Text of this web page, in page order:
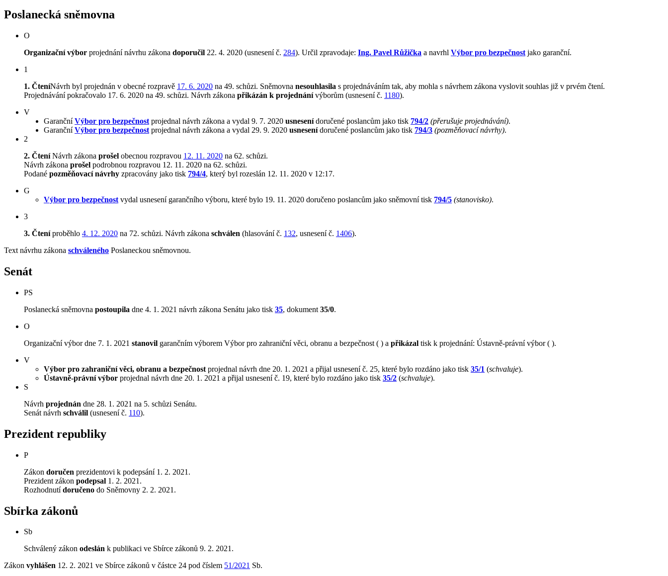
Poslanecká sněmovna
O
Organizační výbor projednání návrhu zákona doporučil 22. 4. 2020 (usnesení č. 284). Určil zpravodaje: Ing. Pavel Růžička a navrhl Výbor pro bezpečnost jako garanční.
1
1. ČteníNávrh byl projednán v obecné rozpravě 17. 6. 2020 na 49. schůzi. Sněmovna nesouhlasila s projednáváním tak, aby mohla s návrhem zákona vyslovit souhlas již v prvém čtení.
Projednávání pokračovalo 17. 6. 2020 na 49. schůzi. Návrh zákona přikázán k projednánívýborům (usnesení č. 1180).
V
GarančníVýbor pro bezpečnost projednal návrh zákona a vydal 9. 7. 2020 usnesenídoručené poslancům jako tisk 794/2 (přerušuje projednávání).
GarančníVýbor pro bezpečnost projednal návrh zákona a vydal 29. 9. 2020 usnesenídoručené poslancům jako tisk 794/3 (pozměňovací návrhy).
2
2. ČteníNávrh zákona prošel obecnou rozpravou 12. 11. 2020 na 62. schůzi.
Návrh zákona prošel podrobnou rozpravou 12. 11. 2020 na 62. schůzi.
Podané pozměňovací návrhy zpracovány jako tisk 794/4, který byl rozeslán 12. 11. 2020 v 12:17.
G
Výbor pro bezpečnost vydal usnesení garančního výboru, které bylo 19. 11. 2020 doručeno poslancům jako sněmovní tisk 794/5 (stanovisko).
3
3. Čteníproběhlo 4. 12. 2020 na 72. schůzi. Návrh zákona schválen (hlasování č. 132, usnesení č. 1406).
Text návrhu zákona schváleného Poslaneckou sněmovnou.
Senát
PS
Poslanecká sněmovna postoupila dne 4. 1. 2021 návrh zákona Senátu jako tisk 35, dokument 35/0.
O
Organizační výbor dne 7. 1. 2021 stanovil garančním výborem Výbor pro zahraniční věci, obranu a bezpečnost ( ) a přikázal tisk k projednání: Ústavně-právní výbor ( ).
V
Výbor pro zahraniční věci, obranu a bezpečnost projednal návrh dne 20. 1. 2021 a přijal usnesení č. 25, které bylo rozdáno jako tisk 35/1 (schvaluje).
Ústavně-právní výbor projednal návrh dne 20. 1. 2021 a přijal usnesení č. 19, které bylo rozdáno jako tisk 35/2 (schvaluje).
S
Návrh projednán dne 28. 1. 2021 na 5. schůzi Senátu.
Senát návrh schválil (usnesení č. 110).
Prezident republiky
P
Zákon doručen prezidentovi k podepsání 1. 2. 2021.
Prezident zákon podepsal 1. 2. 2021.
Rozhodnutídoručeno do Sněmovny 2. 2. 2021.
Sbírka zákonů
Sb
Schválený zákon odeslán k publikaci ve Sbírce zákonů 9. 2. 2021.
Zákon vyhlášen 12. 2. 2021 ve Sbírce zákonů v částce 24 pod číslem 51/2021 Sb.